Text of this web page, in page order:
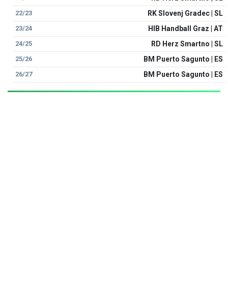
22/23 RK Slovenj Gradec | SL
23/24 HIB Handball Graz | AT
24/25 RD Herz Smartno | SL
25/26 BM Puerto Sagunto | ES
26/27 BM Puerto Sagunto | ES